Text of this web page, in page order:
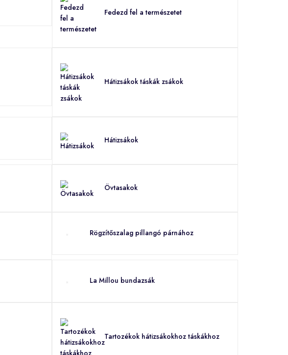
Fedezd fel a természetet
Hátizsákok táskák zsákok
Hátizsákok
Övtasakok
Rögzítőszalag pillangó párnához
La Millou bundazsák
Tartozékok hátizsákokhoz táskákhoz